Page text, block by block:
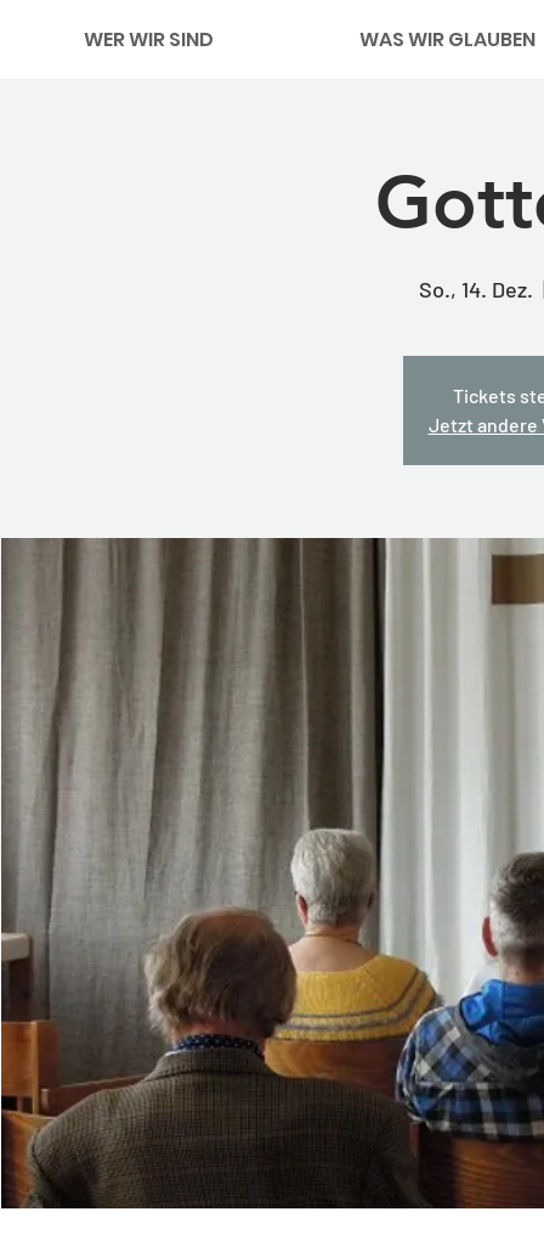
WER WIR SIND WAS WIR GLAUBEN
So., 14. Dez.
Tickets
Jetzt andere